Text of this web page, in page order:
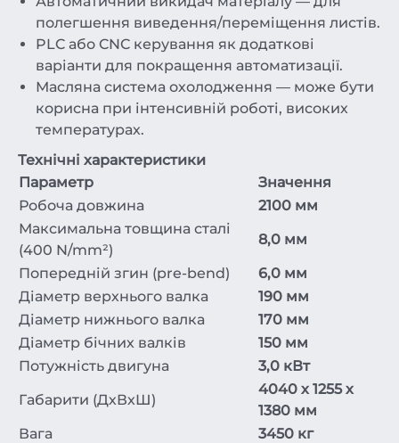
полегшення виведення/переміщення листів.
PLC або CNC керування як додаткові
варіанти для покращення автоматизації.
Масляна система охолодження — може бути
корисна при інтенсивній роботі, високих
температурах.
Технічні характеристики
Параметр
Значення
Робоча довжина
2100 мм
Максимальна товщина сталі
(400 N/mm²)
8,0 мм
Попередній згин (pre-bend)
6,0 мм
Діаметр верхнього валка
190 мм
Діаметр нижнього валка
170 мм
Діаметр бічних валків
150 мм
Потужність двигуна
3,0 кВт
Габарити (ДхВхШ)
4040 х 1255 х
1380 мм
Вага
3450 кг